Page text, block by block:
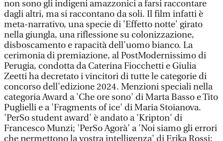
non sono gli indigeni amazzonici a farsi raccontare
dagli altri, ma si raccontano da soli. Il film infatti è
meta-narrativo, una specie di 'Effetto notte' girato
nella giungla, una riflessione su colonizzazione,
disboscamento e rapacità dell'uomo bianco. La
cerimonia di premiazione, al PostModernissimo di
Perugia, condotta da Caterina Fiocchetti e Giulia
Zeetti ha decretato i vincitori di tutte le categorie di
concorso dell'edizione 2024. Menzioni speciali nella
categoria Award a 'Che ore sono' di Marta Basso e Tito
Puglielli e a 'Fragments of ice' di Maria Stoianova.
'PerSo student award' è andato a 'Kripton' di
Francesco Munzi; 'PerSo Agorà' a 'Noi siamo gli errori
che permettono la vostra intelligenza' di Erika Rossi;